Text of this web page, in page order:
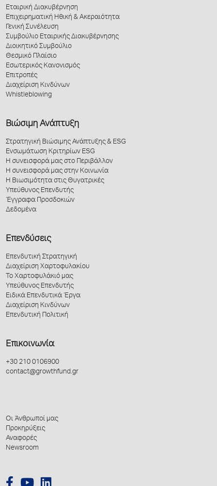
Εταιρική Διακυβέρνηση
Επιχειρηματική Ηθική & Ακεραιότητα
Γενική Συνέλευση
Συμβούλιο Εταιρικής Διακυβέρνησης
Διοικητικό Συμβούλιο
Θεσμικό Πλαίσιο
Εσωτερικός Κανονισμός
Επιτροπές
Διαχείριση Κινδύνων
Whistleblowing
Βιώσιμη Ανάπτυξη
Στρατηγική Βιώσιμης Ανάπτυξης & ESG
Ενσωμάτωση Κριτηρίων ESG
Η συνεισφορά μας στο Περιβάλλον
Η συνεισφορά μας στην Κοινωνία
Η Βιωσιμότητα στις Θυγατρικές
Υπεύθυνος Επενδυτής
Έγγραφα Προσδοκιών
Δεδομένα
Επενδύσεις
Επενδυτική Στρατηγική
Διαχείριση Χαρτοφυλακίου
Το Χαρτοφυλάκιό μας
Υπεύθυνος Επενδυτής
Ειδικά Επενδυτικά Έργα
Διαχείριση Κινδύνων
Επενδυτική Πολιτική
Επικοινωνία
+30 210 0106900
contact@growthfund.gr
Οι Άνθρωποί μας
Προκηρύξεις
Αναφορές
Newsroom